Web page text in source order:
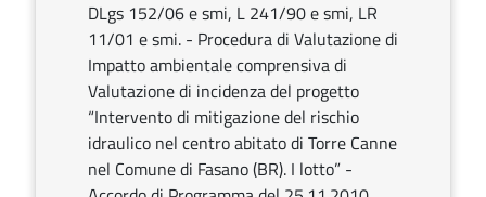
DLgs 152/06 e smi, L 241/90 e smi, LR
11/01 e smi. - Procedura di Valutazione di
Impatto ambientale comprensiva di
Valutazione di incidenza del progetto
“Intervento di mitigazione del rischio
idraulico nel centro abitato di Torre Canne
nel Comune di Fasano (BR). I lotto” -